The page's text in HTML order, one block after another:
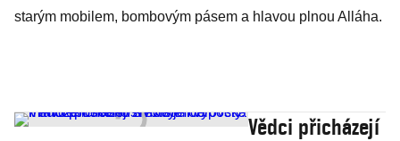
starým mobilem, bombovým pásem a hlavou plnou Alláha.
Vědci přicházejí